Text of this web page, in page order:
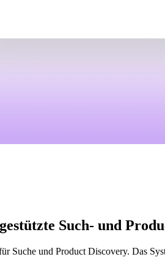
Such- und
Suche und Product Discovery. Das